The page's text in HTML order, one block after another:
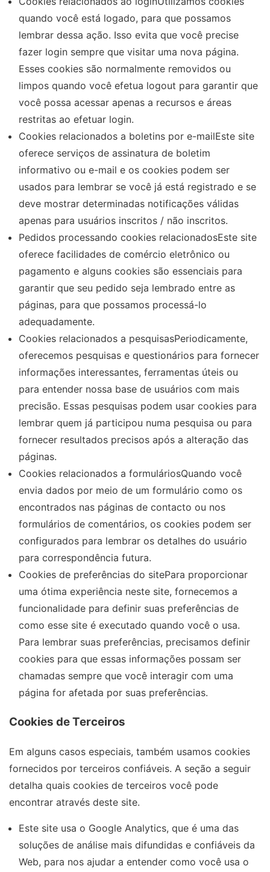
quando você está logado, para que possamos
lembrar dessa ação. Isso evita que você precise
fazer login sempre que visitar uma nova página.
Esses cookies são normalmente removidos ou
limpos quando você efetua logout para garantir que
você possa acessar apenas a recursos e áreas
restritas ao efetuar login.
Cookies relacionados a boletins por e-mailEste site
oferece serviços de assinatura de boletim
informativo ou e-mail e os cookies podem ser
usados ​​para lembrar se você já está registrado e se
deve mostrar determinadas notificações válidas
apenas para usuários inscritos / não inscritos.
Pedidos processando cookies relacionadosEste site
oferece facilidades de comércio eletrônico ou
pagamento e alguns cookies são essenciais para
garantir que seu pedido seja lembrado entre as
páginas, para que possamos processá-lo
adequadamente.
Cookies relacionados a pesquisasPeriodicamente,
oferecemos pesquisas e questionários para fornecer
informações interessantes, ferramentas úteis ou
para entender nossa base de usuários com mais
precisão. Essas pesquisas podem usar cookies para
lembrar quem já participou numa pesquisa ou para
fornecer resultados precisos após a alteração das
páginas.
Cookies relacionados a formuláriosQuando você
envia dados por meio de um formulário como os
encontrados nas páginas de contacto ou nos
formulários de comentários, os cookies podem ser
configurados para lembrar os detalhes do usuário
para correspondência futura.
Cookies de preferências do sitePara proporcionar
uma ótima experiência neste site, fornecemos a
funcionalidade para definir suas preferências de
como esse site é executado quando você o usa.
Para lembrar suas preferências, precisamos definir
cookies para que essas informações possam ser
chamadas sempre que você interagir com uma
página for afetada por suas preferências.
Cookies de Terceiros
Em alguns casos especiais, também usamos cookies
fornecidos por terceiros confiáveis. A seção a seguir
detalha quais cookies de terceiros você pode
encontrar através deste site.
Este site usa o Google Analytics, que é uma das
soluções de análise mais difundidas e confiáveis ​​da
Web, para nos ajudar a entender como você usa o